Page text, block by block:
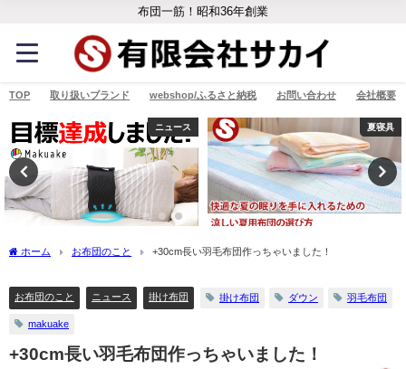
布団一筋！昭和36年創業
TOP 取り扱いブランド webshop/ふるさと納税 お問い合わせ 会社概要
ニュース 夏寝具
ホーム お布団のこと +30cm長い羽毛布団作っちゃいました！
お布団のこと ニュース 掛け布団 掛け布団 ダウン 羽毛布団
makuake
+30cm長い羽毛布団作っちゃいました！